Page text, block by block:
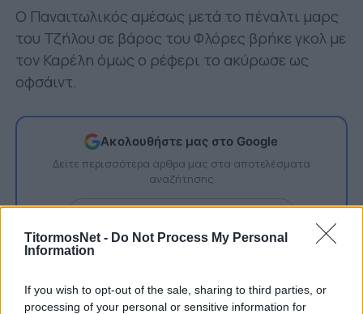
TitormosNet - Do Not Process My Personal
Information
If you wish to opt-out of the sale, sharing to third parties, or
processing of your personal or sensitive information for
Ο Παναιτωλικός αμέσως μετά το πέναλτι μαρς
του Τζήλου σε βάρος του Φλόρες βρήκε γκολ με
τον Καρέλη όμως ο ρέφερι το ακύρωσε ως
οφσάιντ.
Ακολουθήστε μας στο Google
Δείτε περισσότερα άρθρα μας στα αποτελέσματα
αναζήτησης
Add TitormosNet.gr on Google